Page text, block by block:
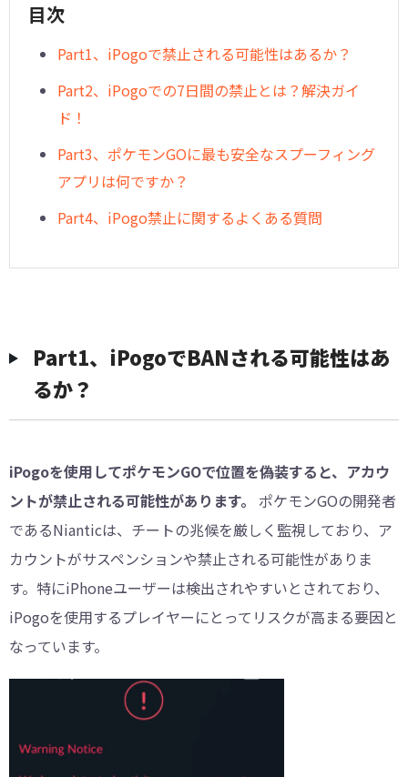
目次
Part1、iPogoで禁止される可能性はあるか？
Part2、iPogoでの7日間の禁止とは？解決ガイ
ド！
Part3、ポケモンGOに最も安全なスプーフィング
アプリは何ですか？
Part4、iPogo禁止に関するよくある質問
Part1、iPogoでBANされる可能性はあ
るか？
iPogoを使用してポケモンGOで位置を偽装すると、アカウ
ントが禁止される可能性があります。
ポケモンGOの開発者
であるNianticは、チートの兆候を厳しく監視しており、ア
カウントがサスペンションや禁止される可能性がありま
す。特にiPhoneユーザーは検出されやすいとされており、
iPogoを使用するプレイヤーにとってリスクが高まる要因と
なっています。